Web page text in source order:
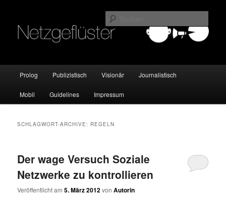
Netzgeflüster
Zum
Inhalt
Zum
sekundären
Prolog Publizistisch Visionär Journalistisch
Mobil Guidelines Impressum
SCHLAGWORT-ARCHIVE: REGELN
Der wage Versuch Soziale
Netzwerke zu kontrollieren
Veröffentlicht am5. März 2012vonAutorin